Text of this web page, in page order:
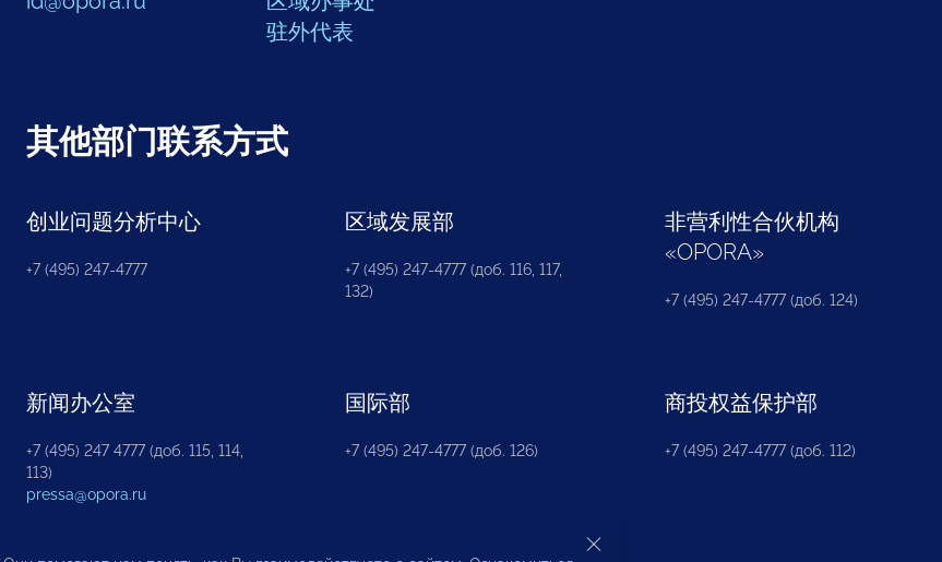
驻外代表
其他部门联系方式
创业问题分析中心
+7 (495) 247-4777
区域发展部
+7 (495) 247-4777 (доб. 116, 117,
132)
非营利性合伙机构
«OPORA»
+7 (495) 247-4777 (доб. 124)
新闻办公室
+7 (495) 247 4777 (доб. 115, 114,
113)
pressa@opora.ru
国际部
+7 (495) 247-4777 (доб. 126)
商投权益保护部
+7 (495) 247-4777 (доб. 112)